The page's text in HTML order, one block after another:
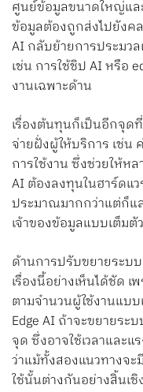
ศูนย์ข้อมูลขนาดใหญ่แล
ข้อมูลต้องถูกส่งไปยังค
AI กลับย้ายการประมว
เช่น การใช้ชิป AI หรือ
งานเฉพาะด้าน
เรื่องต้นทุนก็เป็นอีกจุด
จ่ายฝั่งผู้ให้บริการ เช่น
การใช้งาน ซึ่งช่วยให้ห
AI ต้องลงทุนในฮาร์ดแ
ประมาณมากกว่าแต่ก็แ
เจ้าของข้อมูลแบบเต็มตัว
ด้านการปรับขยายระบบ
เรื่องนี้อย่างเห็นได้ชัด
ตามจำนวนผู้ใช้งานแบ
Edge AI ถ้าจะขยายร
จุด ซึ่งอาจใช้เวลาและ
ว่าแม้ทั้งสองแนวทางจะ
ใช้นั้นต่างกันอย่างสิ้นเชิง